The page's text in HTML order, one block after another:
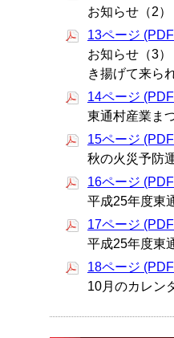
お知らせ（2
13ページ
お知らせ（3
き揚げて来ら
14ページ
東通村産業ま
15ページ
秋の火災予防
16ページ
平成25年度東
17ページ
平成25年度東
18ページ
10月のカレン